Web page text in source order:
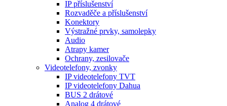
IP příslušenství
Rozvaděče a příslušenství
Konektory
Výstražné prvky, samolepky
Audio
Atrapy kamer
Ochrany, zesilovače
Videotelefony, zvonky
IP videotelefony TVT
IP videotelefony Dahua
BUS 2 drátové
Analog 4 drátové